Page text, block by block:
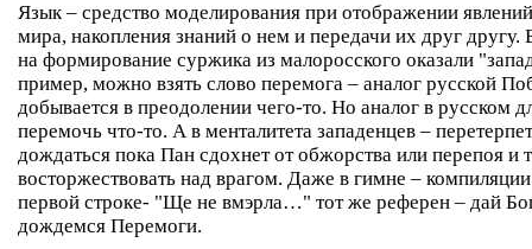
Язык – средство моделирования при отображении
мира, накопления знаний о нем и передачи их друг другу.
на формирование суржика из малоросского оказали
пример, можно взять слово перемога – аналог русской
добывается в преодолении чего-то. Но аналог в русском
перемочь что-то. А в менталитета западенцев –
дождаться пока Пан сдохнет от обжорства или перепоя и
восторжествовать над врагом. Даже в гимне – компиляции
первой строке- "Ще не вмэрла…" тот же референ – дай
дождемся Перемоги.